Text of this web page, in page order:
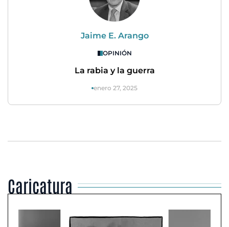
Jaime E. Arango
OPINIÓN
La rabia y la guerra
enero 27, 2025
Caricatura